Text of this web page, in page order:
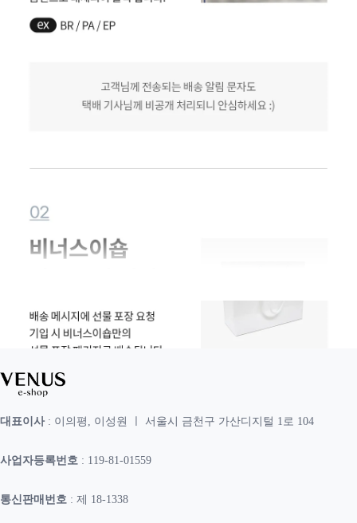
대표이사: 이의평, 이성원 ㅣ 서울시 금천구 가산디지털 1로 104
사업자등록번호 : 119-81-01559
통신판매번호 : 제 18-1338